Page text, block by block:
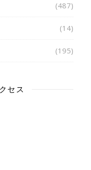
(487)
(14)
(195)
セス